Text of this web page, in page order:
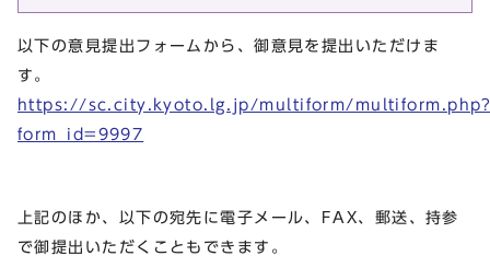
以下の意見提出フォームから、御意見を提出いただけま
す。
https://sc.city.kyoto.lg.jp/multiform/
form_id=9997
上記のほか、以下の宛先に電子メール、FAX、郵送、持参
で御提出いただくこともできます。